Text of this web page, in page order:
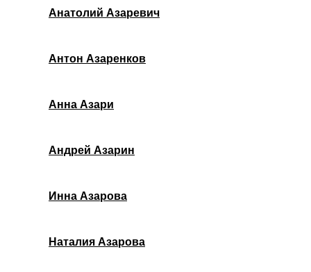
Анатолий Азаревич
Антон Азаренков
Анна Азари
Андрей Азарин
Инна Азарова
Наталия Азарова